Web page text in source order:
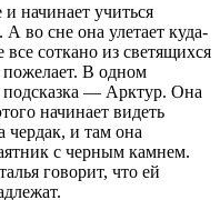
начинает учиться
А во сне она улетает куда-
все соткано из светящихся
пожелает. В одном
подсказка — Арктур. Она
начинает видеть
и там она
с черным камнем.
говорит, что ей